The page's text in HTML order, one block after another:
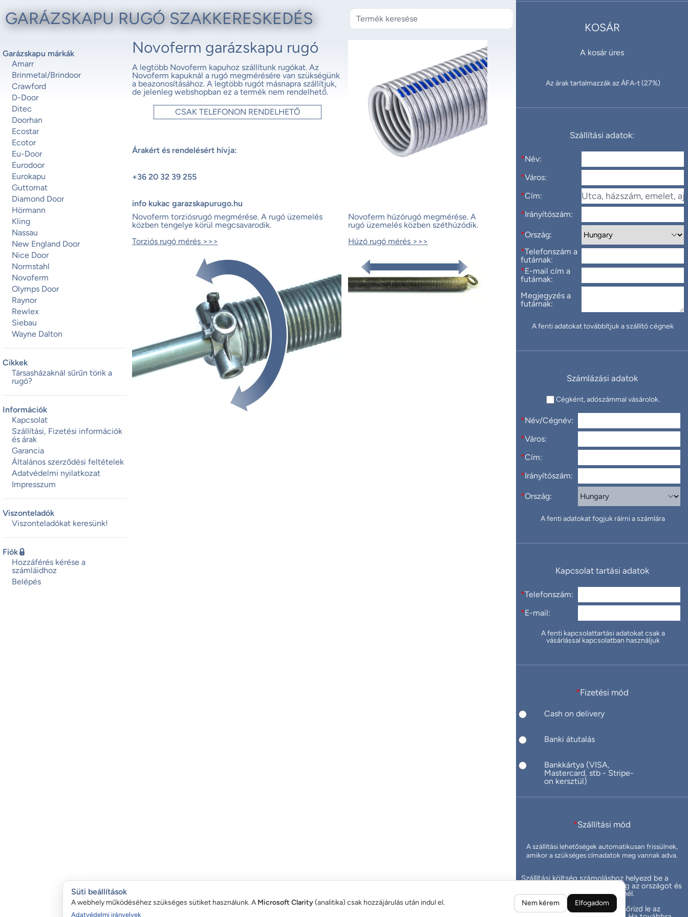
GARÁZSKAPU RUGÓ SZAKKERESKEDÉS
Garázskapu márkák
Amarr
Brinmetal/Brindoor
Crawford
D-Door
Ditec
Doorhan
Ecostar
Ecotor
Eu-Door
Eurodoor
Eurokapu
Guttomat
Diamond Door
Hörmann
Kling
Nassau
New England Door
Nice Door
Normstahl
Novoferm
Olymps Door
Raynor
Rewlex
Siebau
Wayne Dalton
Cikkek
Társasházaknál sűrűn törik a
rugó?
Információk
Kapcsolat
Szállítási, Fizetési információk
és árak
Garancia
Általános szerződési feltételek
Adatvédelmi nyilatkozat
Impresszum
Viszonteladók
Viszonteladókat keresünk!
Fiók
Hozzáférés kérése a
számláidhoz
Belépés
Novoferm garázskapu rugó
A legtöbb Novoferm kapuhoz szállítunk rugókat. Az
Novoferm kapuknál a rugó megmérésére van szükségünk
a beazonosításához. A legtöbb rugót másnapra szállítjuk,
de jelenleg webshopban ez a termék nem rendelhető.
CSAK TELEFONON RENDELHETŐ
Árakért és rendelésért hívja:
+36 20 32 39 255
info kukac garazskapurugo.hu
Novoferm torziósrugó megmérése. A rugó üzemelés
közben tengelye körül megcsavarodik.
Torziós rugó mérés >>>
Novoferm húzórugó megmérése. A
rugó üzemelés közben széthúzódik.
Húzó rugó mérés >>>
KOSÁR
A kosár üres
Az árak tartalmazzák az ÁFA-t (27%)
Szállítási adatok:
*Név:
*Város:
*Cím:
*Irányítószám:
*Ország:
*Telefonszám a
futárnak:
*E-mail cím a
futárnak:
Megjegyzés a
futárnak:
A fenti adatokat továbbítjuk a szállító cégnek
Számlázási adatok
Cégként, adószámmal vásárolok.
*Név/Cégnév:
*Város:
*Cím:
*Irányítószám:
*Ország:
A fenti adatokat fogjuk ráírni a számlára
Kapcsolat tartási adatok
*Telefonszám:
*E-mail:
A fenti kapcsolattartási adatokat csak a
vásárlással kapcsolatban használjuk
*Fizetési mód
Cash on delivery
Banki átutalás
Bankkártya (VISA,
Mastercard, stb - Stripe-
on kersztül)
*Szállítási mód
A szállítási lehetőségek automatikusan frissülnek,
amikor a szükséges címadatok meg vannak adva.
Szállítási költség számoláshoz helyezd be a
termékeket a kosárba, add meg az országot és
irányítoszámot a szállítási címnél.
Ha valami hiba van, kérlek ellenőrizd le az
Süti beállítások
A webhely működéséhez szükséges sütiket használunk. AMicrosoft Clarity(analitika) csak hozzájárulás után indul el.
Adatvédelmi irányelvek
Nem kérem Elfogadom